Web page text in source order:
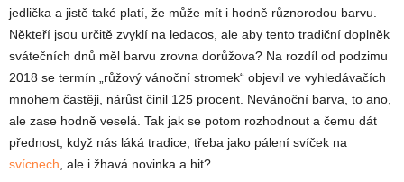
jedlička a jistě také platí, že může mít i hodně různorodou barvu.
Někteří jsou určitě zvyklí na ledacos, ale aby tento tradiční doplněk
svátečních dnů měl barvu zrovna dorůžova? Na rozdíl od podzimu
2018 se termín „růžový vánoční stromek“ objevil ve vyhledávačích
mnohem častěji, nárůst činil 125 procent. Nevánoční barva, to ano,
ale zase hodně veselá. Tak jak se potom rozhodnout a čemu dát
přednost, když nás láká tradice, třeba jako pálení svíček na
svícnech , ale i žhavá novinka a hit?